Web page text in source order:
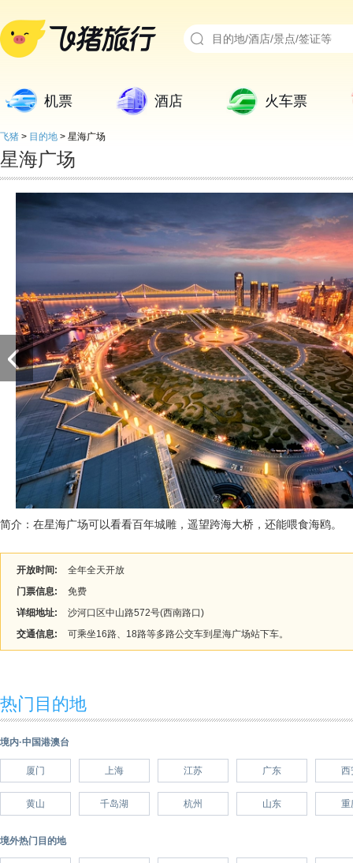
机票 酒店 火车票
飞猪 > 目的地 > 星海广场
星海广场
简介：在星海广场可以看看百年城雕，遥望跨海大桥，还能喂食海鸥。
开放时间:
全年全天开放
门票信息:
免费
详细地址:
沙河口区中山路572号(西南路口)
交通信息:
可乘坐16路、18路等多路公交车到星海广场站下车。
热门目的地
境内·中国港澳台
厦门 上海 江苏 广东 西
黄山 千岛湖 杭州 山东 重
境外热门目的地